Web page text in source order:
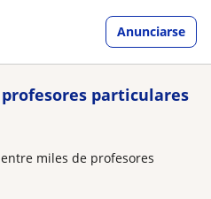
Anunciarse
particulares
miles de profesores